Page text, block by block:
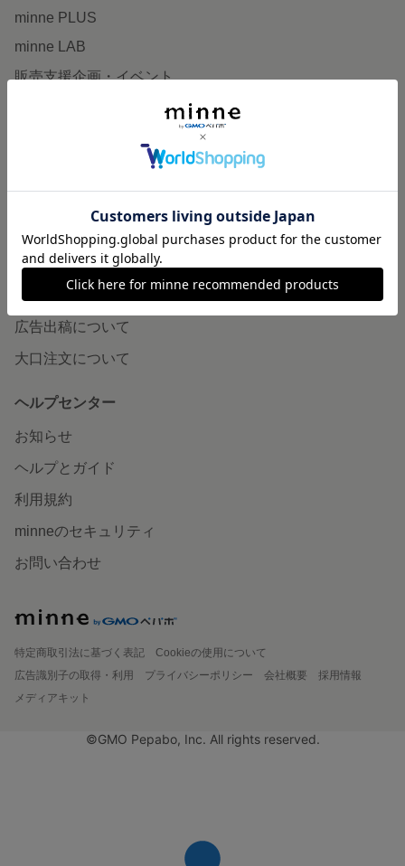
minne PLUS
minne LAB
販売支援企画・イベント
minneとものづくりと
minneの本
企業の方へ
広告出稿について
大口注文について
ヘルプセンター
お知らせ
ヘルプとガイド
利用規約
minneのセキュリティ
お問い合わせ
特定商取引法に基づく表記
Cookieの使用について
広告識別子の取得・利用
プライバシーポリシー 会社概要
採用情報
メディアキット
©GMO Pepabo, Inc. All rights reserved.